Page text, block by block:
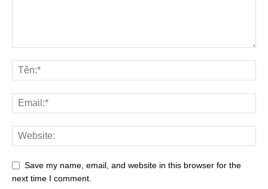
Save my name, email, and website in this browser for the
next time I comment.